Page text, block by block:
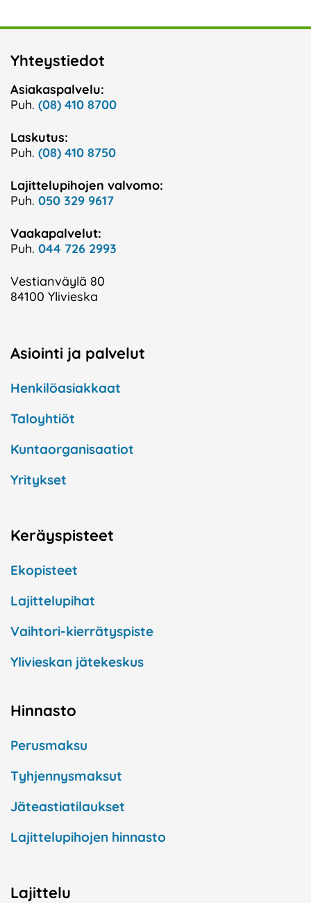
Yhteystiedot
Asiakaspalvelu:
Puh. (08) 410 8700
Laskutus:
Puh. (08) 410 8750
Lajittelupihojen valvomo:
Puh. 050 329 9617
Vaakapalvelut:
Puh. 044 726 2993
Vestianväylä 80
84100 Ylivieska
Asiointi ja palvelut
Henkilöasiakkaat
Taloyhtiöt
Kuntaorganisaatiot
Yritykset
Keräyspisteet
Ekopisteet
Lajittelupihat
Vaihtori-kierrätyspiste
Ylivieskan jätekeskus
Hinnasto
Perusmaksu
Tyhjennysmaksut
Jäteastiatilaukset
Lajittelupihojen hinnasto
Lajittelu